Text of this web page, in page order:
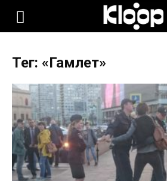
KLOOP.KG
Новости
Кыргызстана
Тег: «Гамлет»